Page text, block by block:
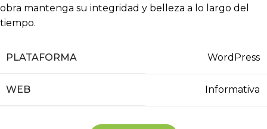
obra mantenga su integridad y belleza a lo largo del
tiempo.
PLATAFORMA WordPress
WEB Informativa